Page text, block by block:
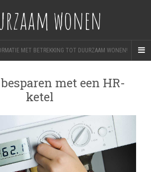
wonen
MET BETREKKING TOT DUURZAAM WONEN!
met een HR-
ketel